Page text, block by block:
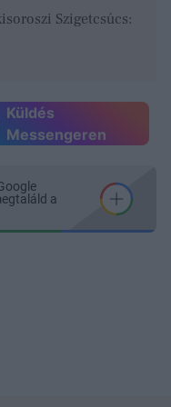
Szigetcsúcs:
Küldés
Messengeren
a